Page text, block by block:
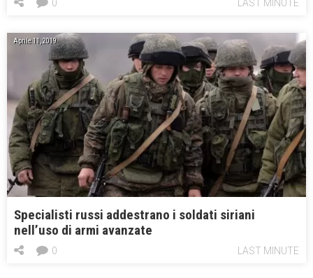
LAST MINUTE
0
Aprile 11, 2019
Specialisti russi addestrano i soldati siriani
nell’uso di armi avanzate
LAST MINUTE
0